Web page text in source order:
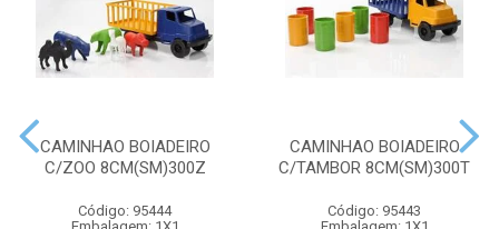
CAMINHAO BOIADEIRO
C/ZOO 8CM(SM)300Z
Código: 95444
Embalagem: 1X1
CAMINHAO BOIADEIRO
C/TAMBOR 8CM(SM)300T
Código: 95443
Embalagem: 1X1